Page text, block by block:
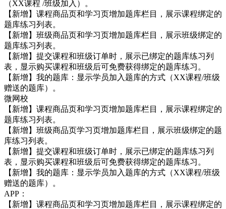
（XX课程 /班级加入）。
【新增】课程商品页和学习页增加题库栏目，展示课程绑定的
题库练习列表。
【新增】班级商品页和学习页增加题库栏目，展示班级绑定的
题库练习列表。
【新增】提交课程和班级订单时，展示已绑定的题库练习列
表，显示购买课程和班级后可免费获得绑定的题库练习。
【新增】我的题库：显示学员加入题库的方式（XX课程/班级
赠送的题库）。
微网校
【新增】课程商品页和学习页增加题库栏目，展示课程绑定的
题库练习列表。
【新增】班级商品页学习页增加题库栏目，展示班级绑定的题
库练习列表。
【新增】提交课程和班级订单时，展示已绑定的题库练习列
表，显示购买课程和班级后可免费获得绑定的题库练习。
【新增】我的题库：显示学员加入题库的方式（XX课程/班级
赠送的题库）。
APP：
【新增】课程商品页和学习页增加题库栏目，展示课程绑定的